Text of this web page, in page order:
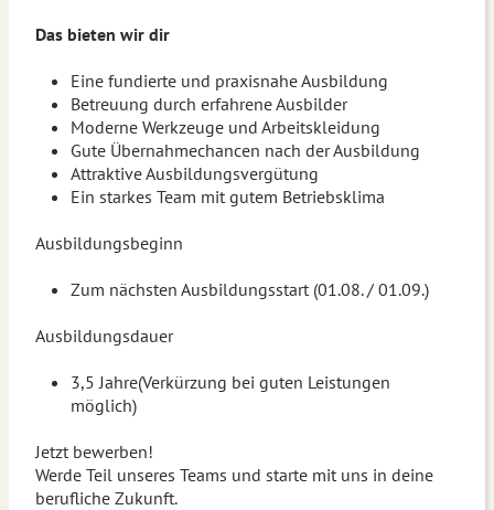
Das bieten wir dir
Eine fundierte und praxisnahe Ausbildung
Betreuung durch erfahrene Ausbilder
Moderne Werkzeuge und Arbeitskleidung
Gute Übernahmechancen nach der Ausbildung
Attraktive Ausbildungsvergütung
Ein starkes Team mit gutem Betriebsklima
Ausbildungsbeginn
Zum nächsten Ausbildungsstart (01.08. / 01.09.)
Ausbildungsdauer
3,5 Jahre(Verkürzung bei guten Leistungen
möglich)
Jetzt bewerben!
Werde Teil unseres Teams und starte mit uns in deine
berufliche Zukunft.